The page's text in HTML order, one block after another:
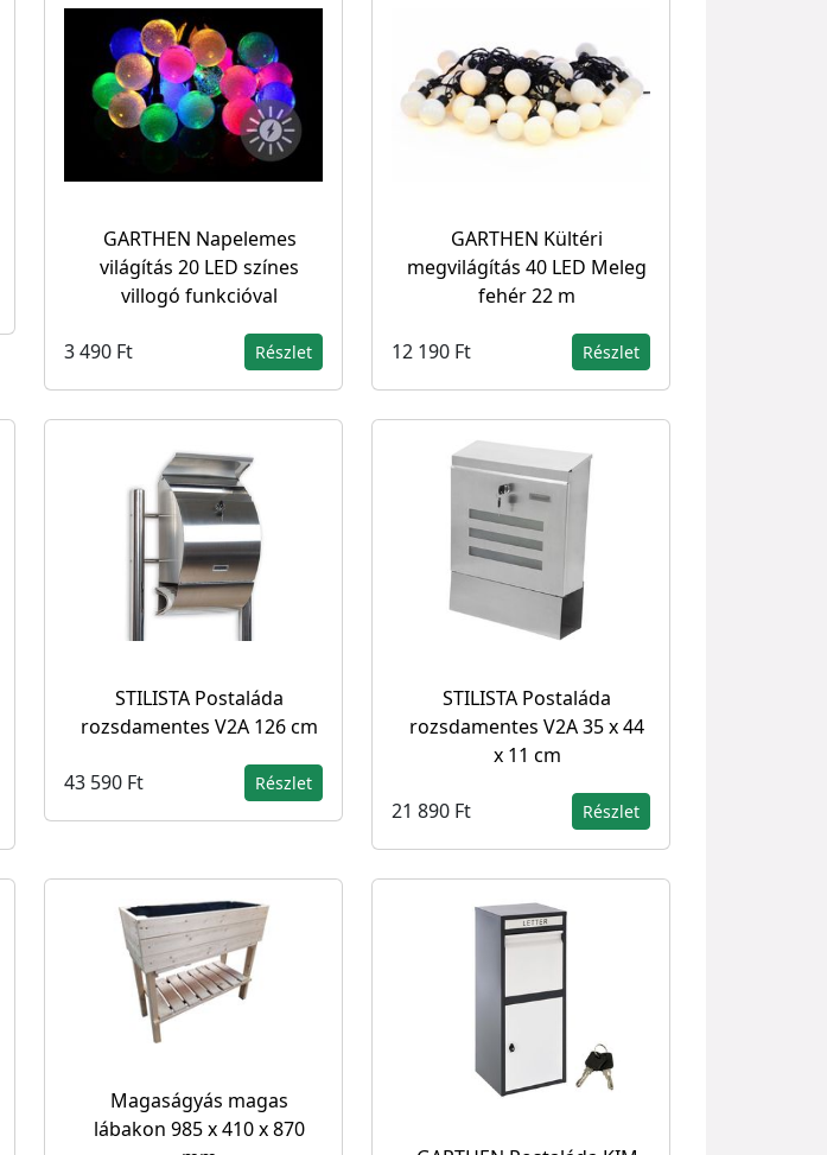
GARTHEN Napelemes
világítás 20 LED színes
villogó funkcióval
3 490 Ft Részlet
GARTHEN Kültéri
megvilágítás 40 LED Meleg
fehér 22 m
12 190 Ft Részlet
STILISTA Postaláda
rozsdamentes V2A 126 cm
43 590 Ft Részlet
STILISTA Postaláda
rozsdamentes V2A 35 x 44
x 11 cm
21 890 Ft Részlet
Magaságyás magas
lábakon 985 x 410 x 870